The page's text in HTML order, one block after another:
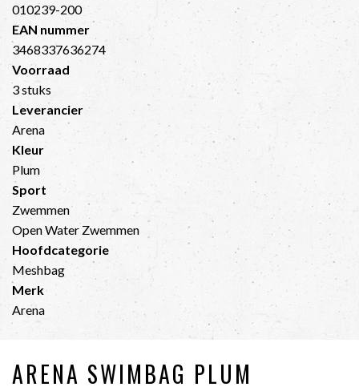
010239-200
EAN nummer
3468337636274
Voorraad
3 stuks
Leverancier
Arena
Kleur
Plum
Sport
Zwemmen
Open Water Zwemmen
Hoofdcategorie
Meshbag
Merk
Arena
ARENA SWIMBAG PLUM